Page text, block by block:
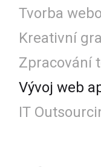
Tvorba
Kreativní
Zpracování
Vývoj web
IT